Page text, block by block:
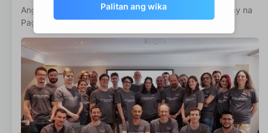
Palitan ang wika
Ang Pinakamahusay na Kagamitan upang Mas Mahusay na
Paglingkuran ang iyong mga Klienteng Microsoft RDS.